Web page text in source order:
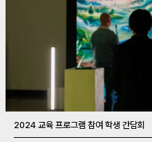
2024 교육 프로그램 참여 학생 간담회